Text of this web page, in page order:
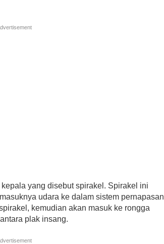
yang disebut spirakel. Spirakel ini
udara ke dalam sistem pernapasan
kemudian akan masuk ke rongga
plak insang.